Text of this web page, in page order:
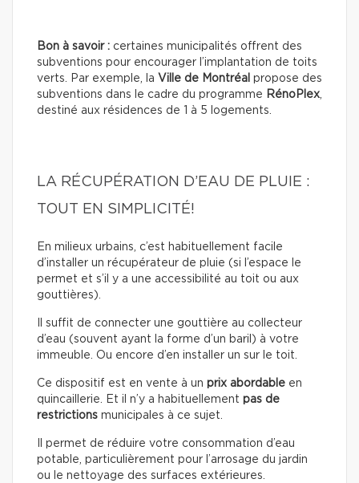
Bon à savoir : certaines municipalités offrent des
subventions pour encourager l’implantation de toits
verts. Par exemple, la Ville de Montréal propose des
subventions dans le cadre du programme RénoPlex,
destiné aux résidences de 1 à 5 logements.
LA RÉCUPÉRATION D’EAU DE PLUIE :
TOUT EN SIMPLICITÉ!
En milieux urbains, c’est habituellement facile
d’installer un récupérateur de pluie (si l’espace le
permet et s’il y a une accessibilité au toit ou aux
gouttières).
Il suffit de connecter une gouttière au collecteur
d’eau (souvent ayant la forme d’un baril) à votre
immeuble. Ou encore d’en installer un sur le toit.
Ce dispositif est en vente à un prix abordable en
quincaillerie. Et il n’y a habituellement pas de
restrictions municipales à ce sujet.
Il permet de réduire votre consommation d’eau
potable, particulièrement pour l’arrosage du jardin
ou le nettoyage des surfaces extérieures.